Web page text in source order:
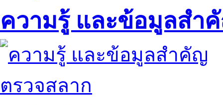
ความรู้ และข้อมูลสำ
ตรวจสลาก